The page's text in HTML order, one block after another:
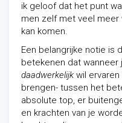
ik geloof dat het punt
men zelf met veel
kan komen.
Een belangrijke notie is
betekenen dat wanneer
daadwerkelijk wil
brengen- tussen het
absolute top, er
en krachten van je